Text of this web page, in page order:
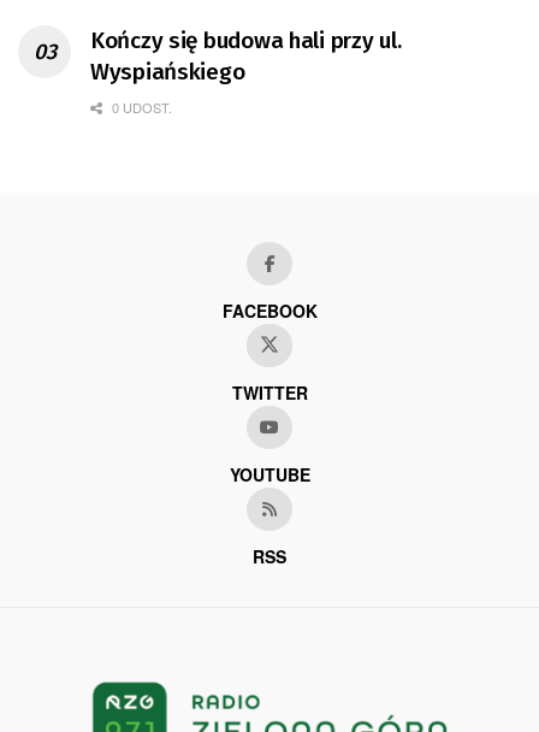
Kończy się budowa hali przy ul.
Wyspiańskiego
0 UDOST.
FACEBOOK
TWITTER
YOUTUBE
RSS